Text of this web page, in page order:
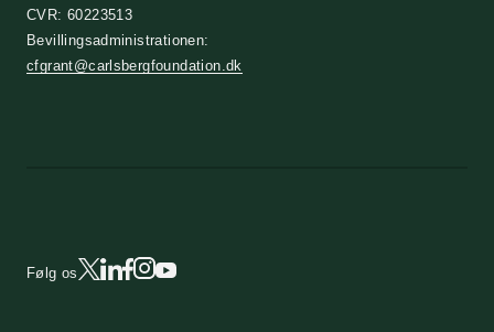
CVR: 60223513
Bevillingsadministrationen:
cfgrant@carlsbergfoundation.dk
Følg os